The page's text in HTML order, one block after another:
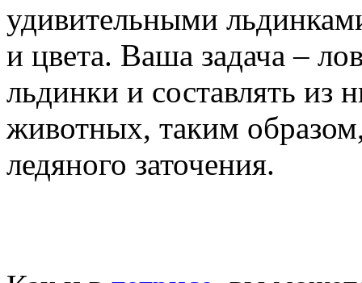
удивительными
и цвета. Ваша задача –
льдинки и составлять из
животных, таким
ледяного заточения.